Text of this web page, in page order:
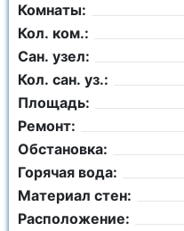
Комнаты:
Кол. ком.:
Сан. узел:
Кол. сан. уз.:
Площадь:
Ремонт:
Обстановка:
Горячая вода:
Материал стен:
Расположение: